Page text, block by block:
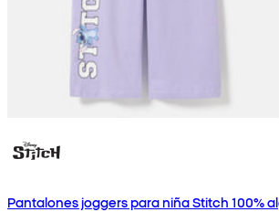
Pantalones joggers para niña Stitch 100%